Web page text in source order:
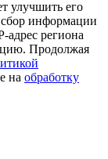
улучшить его
сбор информации
адрес региона
Продолжая
на обработку